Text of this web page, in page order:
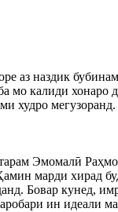
аз наздик
мо калиди
худро
Эмомалӣ
марди хирад
Бовар кунед,
ин идеали